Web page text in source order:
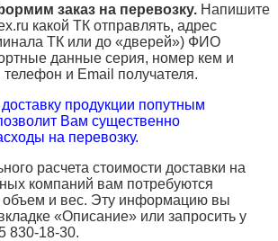
заказ на перевозку. Напишите
какой ТК отправлять, адрес
ТК или до «дверей») ФИО
данные серия, номер кем и
телефон и Email получателя.
продукции попутным
Вам существенно
на перевозку.
расчета стоимости доставки на
компаний вам потребуются
объем и вес. Эту информацию вы
«Описание» или запросить у
830-18-30.